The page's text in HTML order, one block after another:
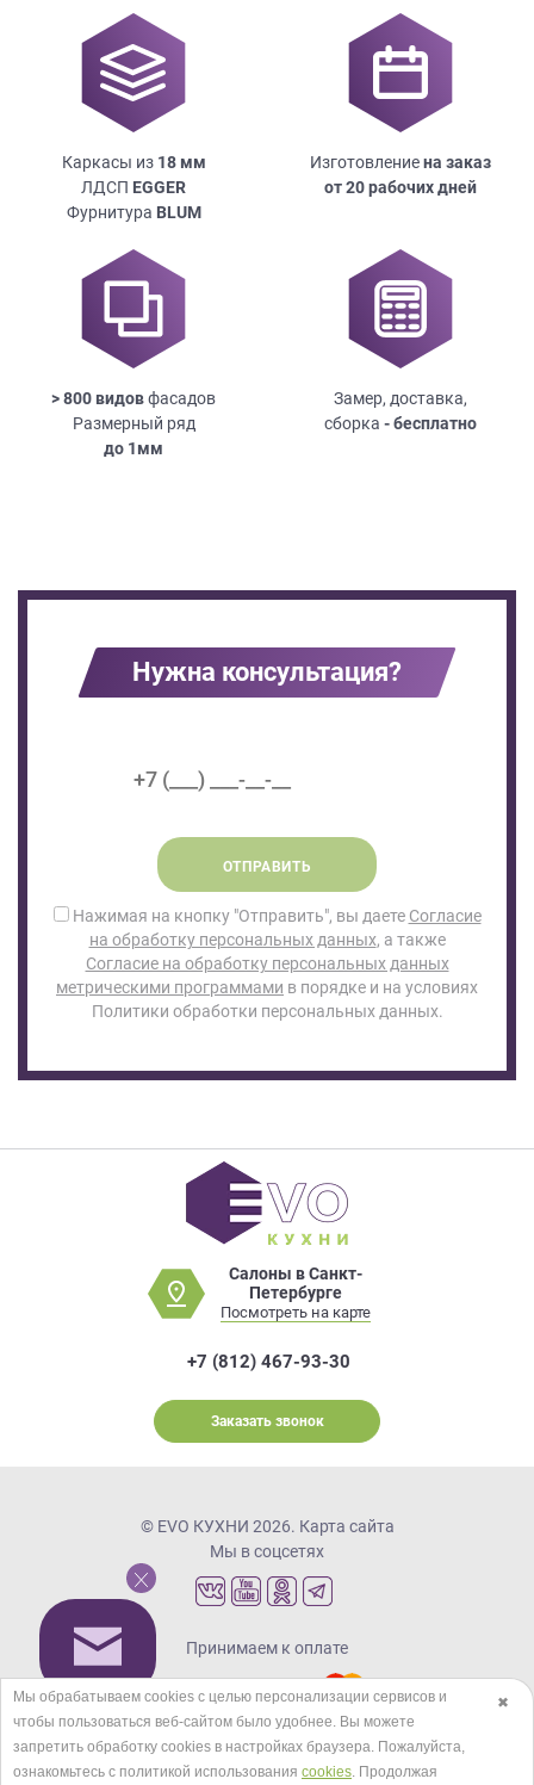
Каркасы из 18мм
ЛДСП EGGER
Фурнитура BLUM
Изготовлениена заказ
от 20 рабочих дней
> 800 видовфасадов
Размерный ряд
до 1мм
Замер, доставка,
сборка - бесплатно
Нужна консультация?
ОТПРАВИТЬ
Нажимая на кнопку "Отправить", вы даете Согласие
на обработку персональных данных, а также
Согласие на обработку персональных данных
метрическими программами в порядке и на условиях
Политики обработки персональных данных.
Салоны в Санкт-
Петербурге
Посмотреть на карте
+7 (812) 467-93-30
Заказать звонок
© EVO КУХНИ 2026. Карта сайта
Мы в соцсетях
Принимаем к оплате
Кредиты и рассрочка
✖
Мы обрабатываем cookies с целью персонализации сервисов и
чтобы пользоваться веб-сайтом было удобнее. Вы можете
запретить обработку сookies в настройках браузера. Пожалуйста,
ознакомьтесь с политикой использования cookies. Продолжая